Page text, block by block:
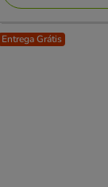
Entrega Grátis